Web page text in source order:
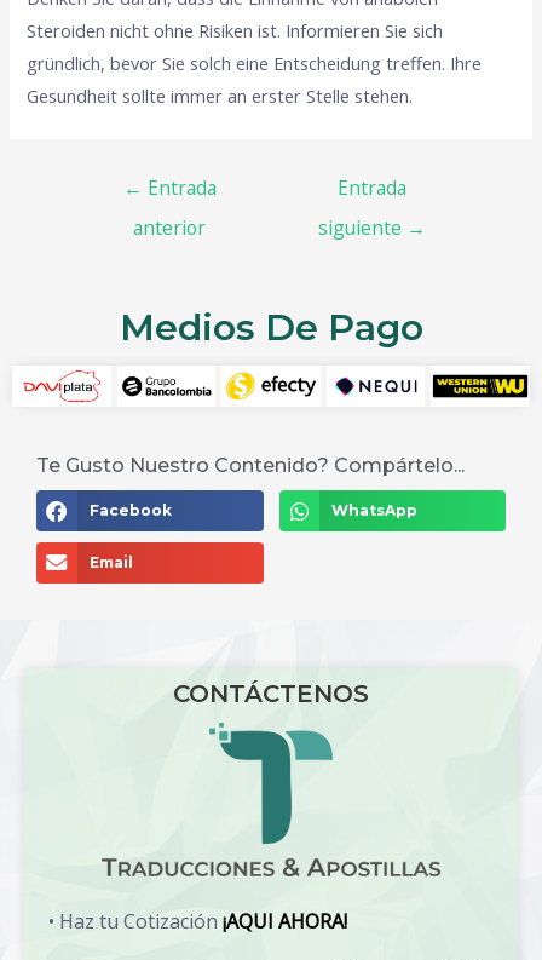
Steroiden nicht ohne Risiken ist. Informieren Sie sich
gründlich, bevor Sie solch eine Entscheidung treffen. Ihre
Gesundheit sollte immer an erster Stelle stehen.
← Entrada
anterior
Entrada
siguiente →
Medios De Pago
Te Gusto Nuestro Contenido? Compártelo...
Facebook WhatsApp
Email
CONTÁCTENOS
• Haz tu Cotización ¡AQUI AHORA!